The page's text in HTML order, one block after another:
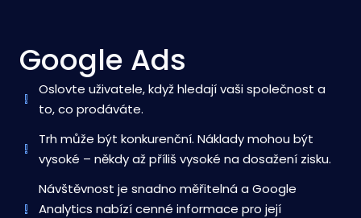
Google Ads
Oslovte uživatele, když hledají vaši společnost a
to, co prodáváte.
Trh může být konkurenční. Náklady mohou být
vysoké – někdy až příliš vysoké na dosažení zisku.
Návštěvnost je snadno měřitelná a Google
Analytics nabízí cenné informace pro její